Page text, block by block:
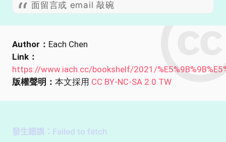
面留言或 email 敲碗
Author： Each Chen
Link：
https://www.iach.cc/bookshelf/2021/
版權聲明： 本文採用 CC BY-NC-SA 2.0 TW